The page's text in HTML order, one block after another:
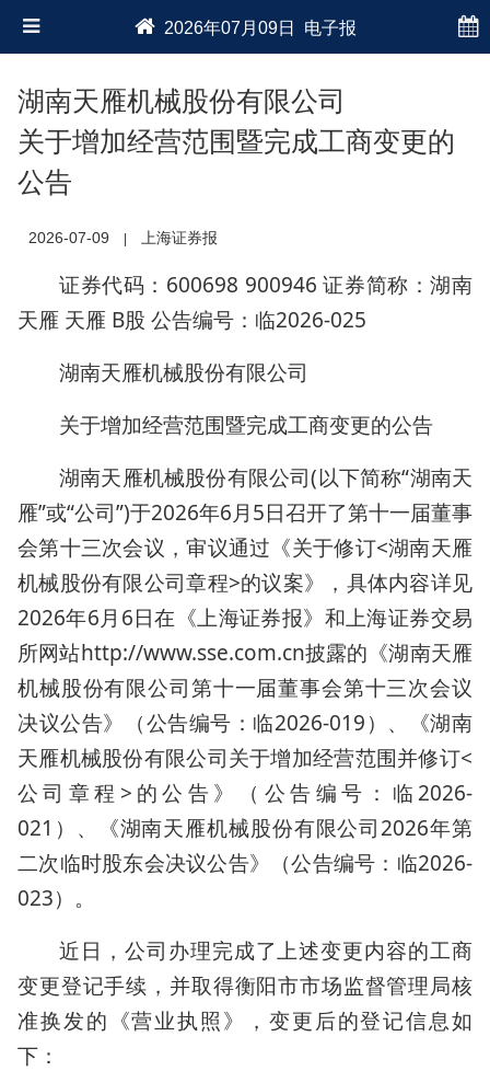
2026年07月09日 电子报
湖南天雁机械股份有限公司
关于增加经营范围暨完成工商变更的
公告
2026-07-09 上海证券报
证券代码：600698 900946 证券简称：湖南
天雁 天雁 B股 公告编号：临2026-025
湖南天雁机械股份有限公司
关于增加经营范围暨完成工商变更的公告
湖南天雁机械股份有限公司(以下简称“湖南天
雁”或“公司”)于2026年6月5日召开了第十一届董事
会第十三次会议，审议通过《关于修订<湖南天雁
机械股份有限公司章程>的议案》，具体内容详见
2026年6月6日在《上海证券报》和上海证券交易
所网站http://www.sse.com.cn披露的《湖南天雁
机械股份有限公司第十一届董事会第十三次会议
决议公告》（公告编号：临2026-019）、《湖南
天雁机械股份有限公司关于增加经营范围并修订<
公司章程>的公告》（公告编号：临2026-
021）、《湖南天雁机械股份有限公司2026年第
二次临时股东会决议公告》（公告编号：临2026-
023）。
近日，公司办理完成了上述变更内容的工商
变更登记手续，并取得衡阳市市场监督管理局核
准换发的《营业执照》，变更后的登记信息如
下：